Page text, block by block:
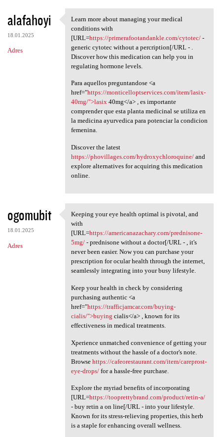
alafahoyi
18.01.2025
Adres
Learn more about managing
Learn more about managing your medical
conditions with
[URL=https://primerafootandankle.com/cytotec/-
generic cytotec without a percription[/URL - .
Discover how this medication can help you in
regulating hormone levels.
Para aquellos preguntandose <a
href="https://monticelloptservices.com/item/lasix-
40mg/">lasix40mg</a> , es importante
comprender que esta planta medicinal se utiliza en
la medicina ayurvedica para potenciar la condicion
femenina.
Discover the latest
https://phovillages.com/hydroxychloroquine/and
explore alternatives for acquiring this medication
online.
ogomubit
18.01.2025
Adres
Keeping your eye health
Keeping your eye health optimal is pivotal, and
with
[URL=https://americanazachary.com/prednisone-
5mg/- prednisone without a doctor[/URL - , it's
never been easier. Now you can purchase your
prescription for ocular health through the internet,
seamlessly integrating into your busy lifestyle.
Keep your health in check by considering
purchasing authentic <a
href="https://trafficjamcar.com/buying-
cialis/">buying cialis</a> , known for its
effectiveness in medical treatments.
Xperience unmatched convenience of getting your
treatments without the hassle of a doctor's note.
Browse https://cafeorestaurant.com/item/careprost-
eye-drops/for a hassle-free purchase.
Explore the myriad benefits of incorporating
[URL=https://tooprettybrand.com/product/retin-a/
- buy retin a on line[/URL - into your lifestyle.
Known for its stress-relieving properties, this herb
is a staple for enhancing overall wellness.